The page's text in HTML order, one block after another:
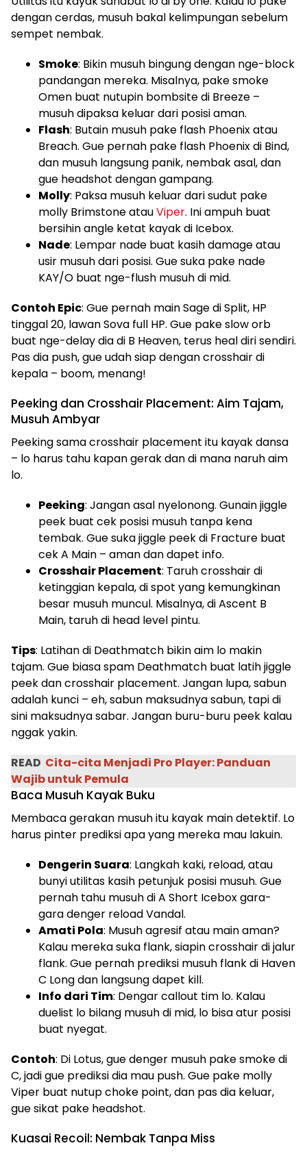
dengan cerdas, musuh bakal kelimpungan sebelum
sempet nembak.
Smoke: Bikin musuh bingung dengan nge-block
pandangan mereka. Misalnya, pake smoke
Omen buat nutupin bombsite di Breeze –
musuh dipaksa keluar dari posisi aman.
Flash: Butain musuh pake flash Phoenix atau
Breach. Gue pernah pake flash Phoenix di Bind,
dan musuh langsung panik, nembak asal, dan
gue headshot dengan gampang.
Molly: Paksa musuh keluar dari sudut pake
molly Brimstone atauViper. Ini ampuh buat
bersihin angle ketat kayak di Icebox.
Nade: Lempar nade buat kasih damage atau
usir musuh dari posisi. Gue suka pake nade
KAY/O buat nge-flush musuh di mid.
Contoh Epic: Gue pernah main Sage di Split, HP
tinggal 20, lawan Sova full HP. Gue pake slow orb
buat nge-delay dia di B Heaven, terus heal diri sendiri.
Pas dia push, gue udah siap dengan crosshair di
kepala – boom, menang!
Peeking dan Crosshair Placement: Aim Tajam,
Musuh Ambyar
Peeking sama crosshair placement itu kayak dansa
– lo harus tahu kapan gerak dan di mana naruh aim
lo.
Peeking: Jangan asal nyelonong. Gunain jiggle
peek buat cek posisi musuh tanpa kena
tembak. Gue suka jiggle peek di Fracture buat
cek A Main – aman dan dapet info.
Crosshair Placement: Taruh crosshair di
ketinggian kepala, di spot yang kemungkinan
besar musuh muncul. Misalnya, di Ascent B
Main, taruh di head level pintu.
Tips: Latihan di Deathmatch bikin aim lo makin
tajam. Gue biasa spam Deathmatch buat latih jiggle
peek dan crosshair placement. Jangan lupa, sabun
adalah kunci – eh, sabun maksudnya sabun, tapi di
sini maksudnya sabar. Jangan buru-buru peek kalau
nggak yakin.
READ Cita-cita Menjadi Pro Player: Panduan
Wajib untuk Pemula
Baca Musuh Kayak Buku
Membaca gerakan musuh itu kayak main detektif. Lo
harus pinter prediksi apa yang mereka mau lakuin.
Dengerin Suara: Langkah kaki, reload, atau
bunyi utilitas kasih petunjuk posisi musuh. Gue
pernah tahu musuh di A Short Icebox gara-
gara denger reload Vandal.
Amati Pola: Musuh agresif atau main aman?
Kalau mereka suka flank, siapin crosshair di jalur
flank. Gue pernah prediksi musuh flank di Haven
C Long dan langsung dapet kill.
Info dari Tim: Dengar callout tim lo. Kalau
duelist lo bilang musuh di mid, lo bisa atur posisi
buat nyegat.
Contoh: Di Lotus, gue denger musuh pake smoke di
C, jadi gue prediksi dia mau push. Gue pake molly
Viper buat nutup choke point, dan pas dia keluar,
gue sikat pake headshot.
Kuasai Recoil: Nembak Tanpa Miss